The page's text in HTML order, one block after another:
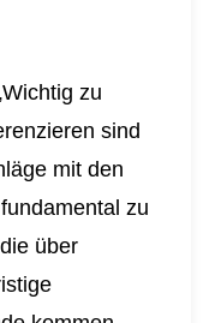
zu
sind
mit den
zu
über